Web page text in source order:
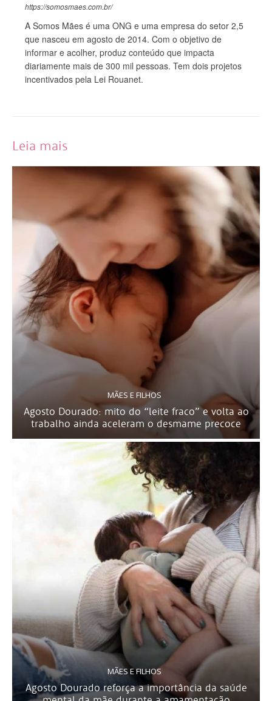
https://somosmaes.com.br/
A Somos Mães é uma ONG e uma empresa do setor 2,5
que nasceu em agosto de 2014. Com o objetivo de
informar e acolher, produz conteúdo que impacta
diariamente mais de 300 mil pessoas. Tem dois projetos
incentivados pela Lei Rouanet.
Leia mais
MÃES E FILHOS
Agosto Dourado: mito do “leite fraco” e volta ao
trabalho ainda aceleram o desmame precoce
MÃES E FILHOS
Agosto Dourado reforça a importância da saúde